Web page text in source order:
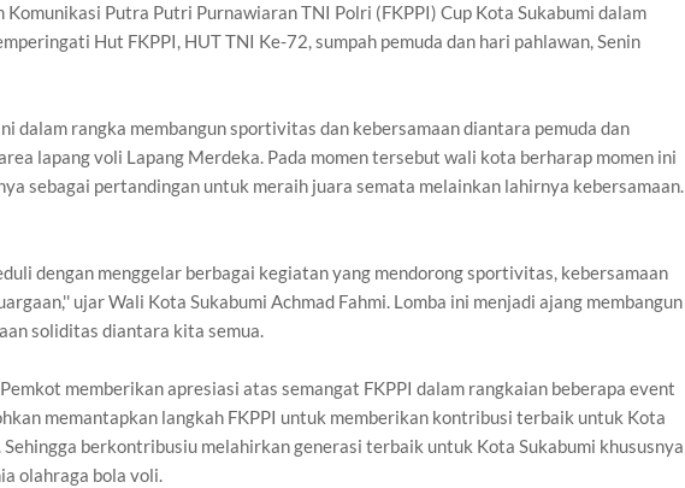
Komunikasi Putra Putri Purnawiaran TNI Polri (FKPPI) Cup Kota Sukabumi dalam
Hut FKPPI, HUT TNI Ke-72, sumpah pemuda dan hari pahlawan, Senin
dalam rangka membangun sportivitas dan kebersamaan diantara pemuda dan
lapang voli Lapang Merdeka. Pada momen tersebut wali kota berharap momen ini
sebagai pertandingan untuk meraih juara semata melainkan lahirnya kebersamaan.
dengan menggelar berbagai kegiatan yang mendorong sportivitas, kebersamaan
ujar Wali Kota Sukabumi Achmad Fahmi. Lomba ini menjadi ajang membangun
soliditas diantara kita semua.
memberikan apresiasi atas semangat FKPPI dalam rangkaian beberapa event
memantapkan langkah FKPPI untuk memberikan kontribusi terbaik untuk Kota
Sehingga berkontribusiu melahirkan generasi terbaik untuk Kota Sukabumi khususnya
olahraga bola voli.